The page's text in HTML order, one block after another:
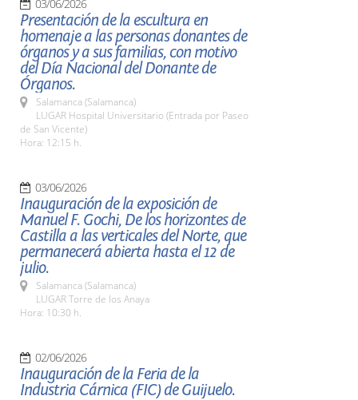
03/06/2026
Presentación de la escultura en
homenaje a las personas donantes de
órganos y a sus familias, con motivo
del Día Nacional del Donante de
Órganos.
Salamanca (Salamanca)
LUGAR Hospital Universitario (Entrada por Paseo
de San Vicente)
Hora: 12:15 h.
03/06/2026
Inauguración de la exposición de
Manuel F. Gochi, De los horizontes de
Castilla a las verticales del Norte, que
permanecerá abierta hasta el 12 de
julio.
Salamanca (Salamanca)
LUGAR Torre de los Anaya
Hora: 10:30 h.
02/06/2026
Inauguración de la Feria de la
Industria Cárnica (FIC) de Guijuelo.